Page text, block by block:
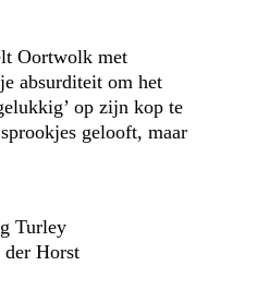
Oortwolk met
absurditeit om het
op zijn kop te
gelooft, maar
Turley
der Horst